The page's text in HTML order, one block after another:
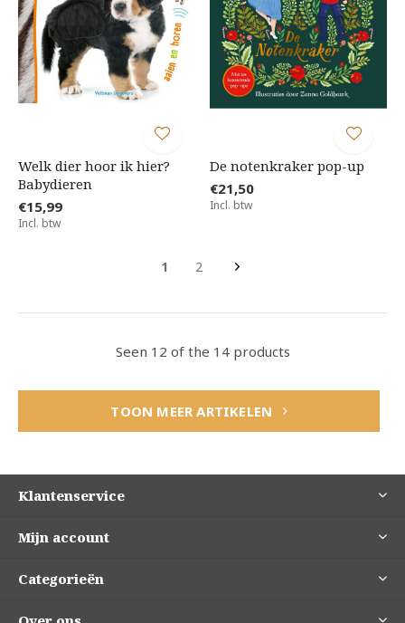
Welk dier hoor ik hier?
Babydieren
€15,99
Incl. btw
De notenkraker pop-up
€21,50
Incl. btw
1 2
Seen 12 of the 14 products
TOON MEER ARTIKELEN
Klantenservice
Mijn account
Categorieën